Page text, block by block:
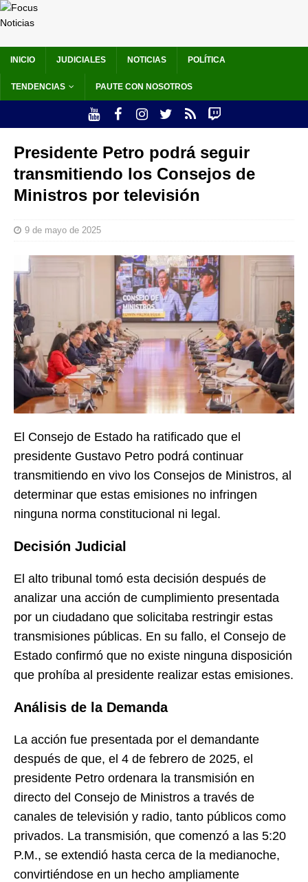
INICIO JUDICIALES NOTICIAS POLÍTICA
TENDENCIAS PAUTE CON NOSOTROS
Presidente Petro podrá seguir
transmitiendo los Consejos de
Ministros por televisión
9 de mayo de 2025
El Consejo de Estado ha ratificado que el
presidente Gustavo Petro podrá continuar
transmitiendo en vivo los Consejos de Ministros, al
determinar que estas emisiones no infringen
ninguna norma constitucional ni legal.
Decisión Judicial
El alto tribunal tomó esta decisión después de
analizar una acción de cumplimiento presentada
por un ciudadano que solicitaba restringir estas
transmisiones públicas. En su fallo, el Consejo de
Estado confirmó que no existe ninguna disposición
que prohíba al presidente realizar estas emisiones.
Análisis de la Demanda
La acción fue presentada por el demandante
después de que, el 4 de febrero de 2025, el
presidente Petro ordenara la transmisión en
directo del Consejo de Ministros a través de
canales de televisión y radio, tanto públicos como
privados. La transmisión, que comenzó a las 5:20
P.M., se extendió hasta cerca de la medianoche,
convirtiéndose en un hecho ampliamente